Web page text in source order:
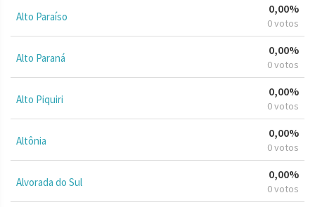
Alto Paraíso
0,00%
0 votos
Alto Paraná
0,00%
0 votos
Alto Piquiri
0,00%
0 votos
Altônia
0,00%
0 votos
Alvorada do Sul
0,00%
0 votos